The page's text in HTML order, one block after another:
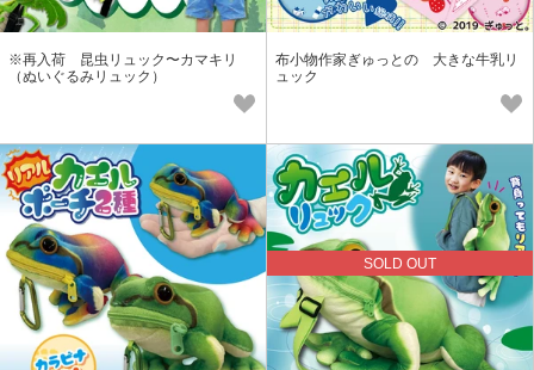
※再入荷 昆虫リュック〜カマキリ
（ぬいぐるみリュック）
布小物作家ぎゅっとの 大きな牛乳リ
ュック
SOLD OUT